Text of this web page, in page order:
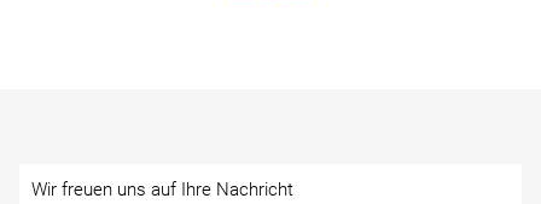
Wir freuen uns auf Ihre Nachricht